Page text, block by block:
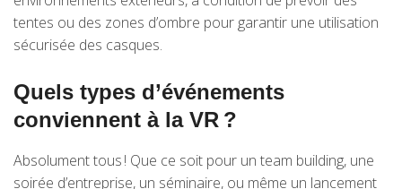
tentes ou des zones d’ombre pour garantir une utilisation
sécurisée des casques.
Quels types d’événements
conviennent à la VR ?
Absolument tous ! Que ce soit pour un team building, une
soirée d’entreprise, un séminaire, ou même un lancement